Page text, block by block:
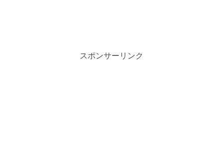
スポンサーリンク